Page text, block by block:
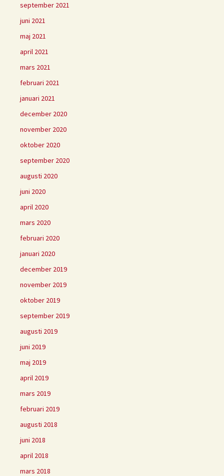
september 2021
juni 2021
maj 2021
april 2021
mars 2021
februari 2021
januari 2021
december 2020
november 2020
oktober 2020
september 2020
augusti 2020
juni 2020
april 2020
mars 2020
februari 2020
januari 2020
december 2019
november 2019
oktober 2019
september 2019
augusti 2019
juni 2019
maj 2019
april 2019
mars 2019
februari 2019
augusti 2018
juni 2018
april 2018
mars 2018